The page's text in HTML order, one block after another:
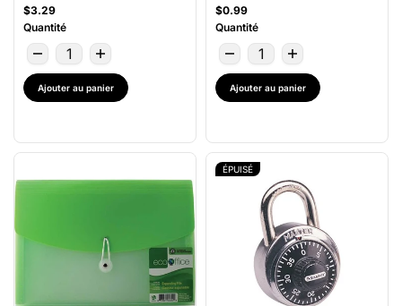
$3.29
Quantité
Ajouter au panier
$0.99
Quantité
Ajouter au panier
ÉPUISÉ